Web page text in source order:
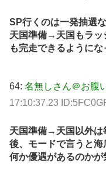
SP行くのは一発抽選
天国準備→天国もラッ
も完走できるようにな
64: 名無しさん＠お腹
17:10:37.23
天国準備→天国以外は
後、モードで言うと
何か優遇があるのかが